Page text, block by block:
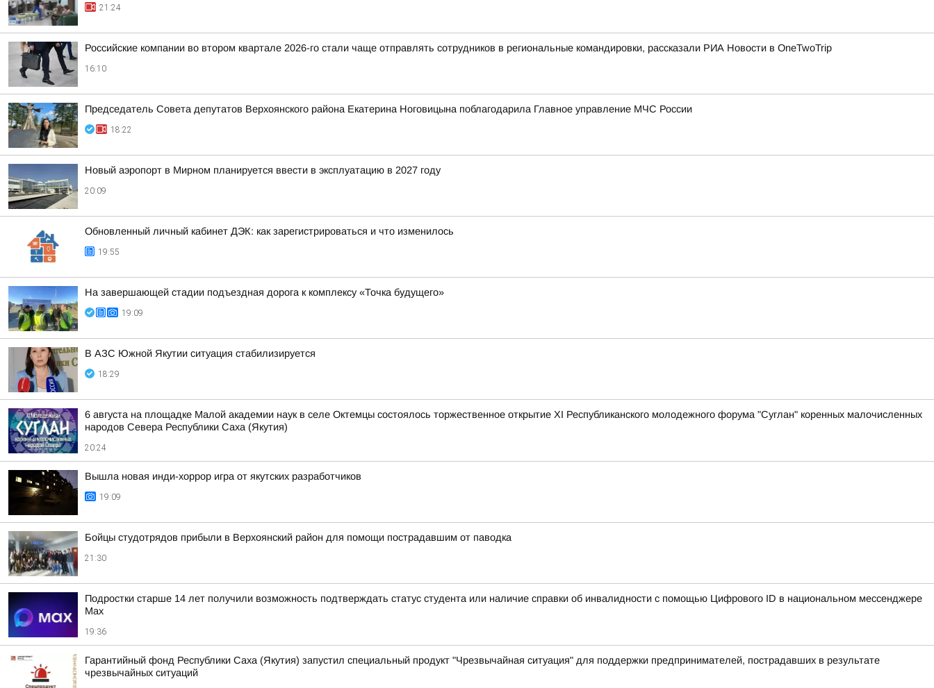
21:24
Российские компании во втором квартале 2026-го стали чаще отправлять сотрудников в региональные командировки, рассказали РИА Новости в OneTwoTrip
16:10
Председатель Совета депутатов Верхоянского района Екатерина Ноговицына поблагодарила Главное управление МЧС России
18:22
Новый аэропорт в Мирном планируется ввести в эксплуатацию в 2027 году
20:09
Обновленный личный кабинет ДЭК: как зарегистрироваться и что изменилось
19:55
На завершающей стадии подъездная дорога к комплексу «Точка будущего»
19:09
В АЗС Южной Якутии ситуация стабилизируется
18:29
6 августа на площадке Малой академии наук в селе Октемцы состоялось торжественное открытие XI Республиканского молодежного форума "Суглан" коренных малочисленных
народов Севера Республики Саха (Якутия)
20:24
Вышла новая инди-хоррор игра от якутских разработчиков
19:09
Бойцы студотрядов прибыли в Верхоянский район для помощи пострадавшим от паводка
21:30
Подростки старше 14 лет получили возможность подтверждать статус студента или наличие справки об инвалидности с помощью Цифрового ID в национальном мессенджере
Мах
19:36
Гарантийный фонд Республики Саха (Якутия) запустил специальный продукт "Чрезвычайная ситуация" для поддержки предпринимателей, пострадавших в результате
чрезвычайных ситуаций